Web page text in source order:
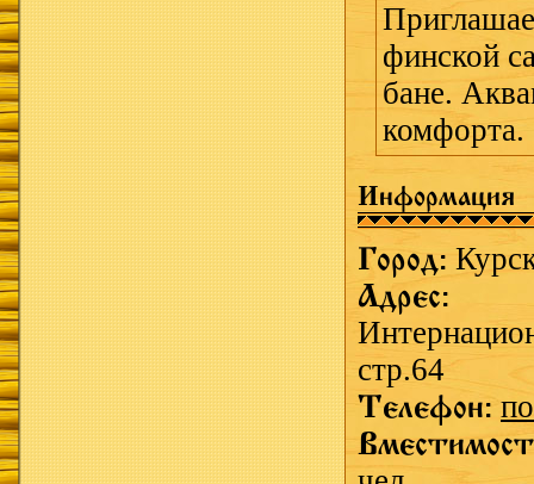
финской
бане.
комфорта.
Информация
Город:
Адрес:
стр.64
Телефон: